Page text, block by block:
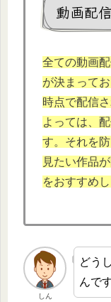
動画配
全ての動画
が決まって
時点で配信
よっては、
す。それを
見たい作品
をおすすめし
しん
どう
んで